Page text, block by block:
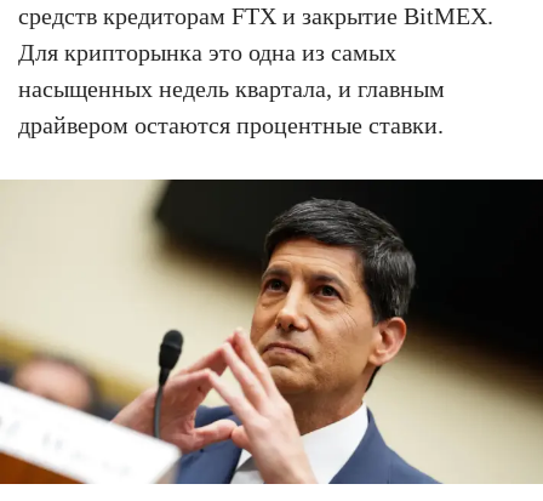
средств кредиторам FTX и закрытие BitMEX.
Для крипторынка это одна из самых
насыщенных недель квартала, и главным
драйвером остаются процентные ставки.